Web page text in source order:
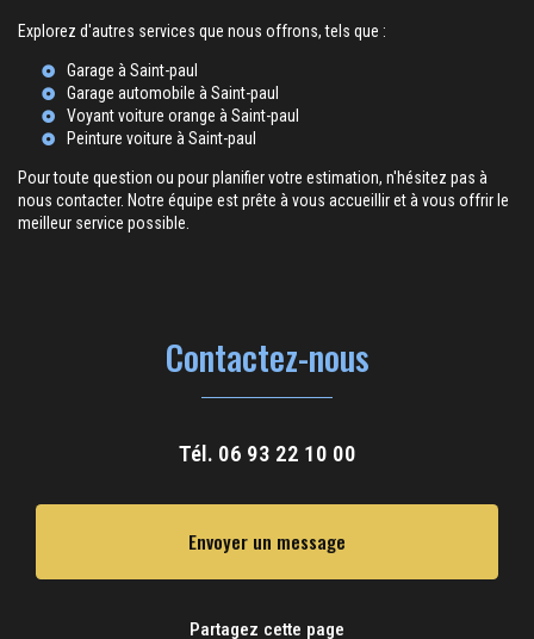
Explorez d'autres services que nous offrons, tels que :
Garage à Saint-paul
Garage automobile à Saint-paul
Voyant voiture orange à Saint-paul
Peinture voiture à Saint-paul
Pour toute question ou pour planifier votre estimation, n'hésitez pas à
nous contacter. Notre équipe est prête à vous accueillir et à vous offrir le
meilleur service possible.
Contactez-nous
Tél. 06 93 22 10 00
Envoyer un message
Partagez cette page